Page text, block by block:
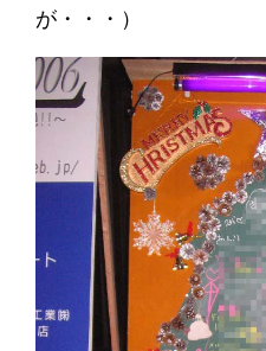
が・・・）